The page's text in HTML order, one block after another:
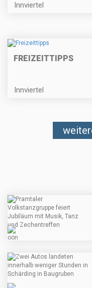
Innviertel
FREIZEITTIPPS
Innviertel